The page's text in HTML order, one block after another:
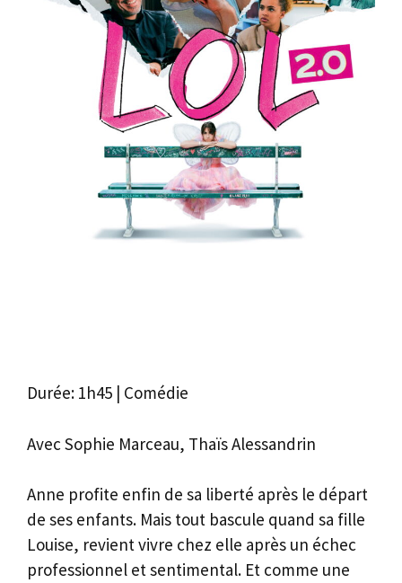
Durée: 1h45 | Comédie
Avec Sophie Marceau, Thaïs Alessandrin
Anne profite enfin de sa liberté après le départ
de ses enfants. Mais tout bascule quand sa fille
Louise, revient vivre chez elle après un échec
professionnel et sentimental. Et comme une